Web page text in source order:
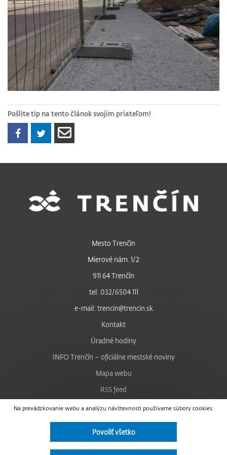
Pošlite tip na tento článok svojim priateľom!
Na prevádzkovanie webu a analýzu návštevnosti používame súbory cookies.
Povoliť všetko
Mesto Trenčín
Mierové nám. 1/2
911 64 Trenčín
tel: 032/6504 111
e-mail: trencin@trencin.sk
Kontakt
Úradné hodiny
INFO Trenčín – oficiálne mestské noviny
Mapa webu
RSS feed
Nastavenie cookies
Facebook